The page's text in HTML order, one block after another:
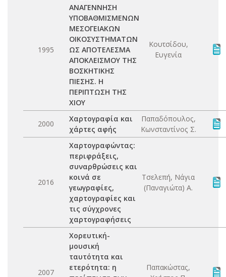
1995
ΑΝΑΓΕΝΝΗΣΗ
ΥΠΟΒΑΘΜΙΣΜΕΝΩΝ
ΜΕΣΟΓΕΙΑΚΩΝ
ΟΙΚΟΣΥΣΤΗΜΑΤΩΝ
ΩΣ ΑΠΟΤΕΛΕΣΜΑ
ΑΠΟΚΛΕΙΣΜΟΥ ΤΗΣ
ΒΟΣΚΗΤΙΚΗΣ
ΠΙΕΣΗΣ. Η
ΠΕΡΙΠΤΩΣΗ ΤΗΣ
ΧΙΟΥ
Κουτσίδου,
Ευγενία
2000
Χαρτογραφία και
χάρτες αφής
Παπαδόπουλος,
Κωνσταντίνος Σ.
2016
Χαρτογραφώντας:
περιφράξεις,
συναρθρώσεις και
κοινά σε
γεωγραφίες,
χαρτογραφίες και
τις σύγχρονες
χαρτογραφήσεις
Τσελεπή, Νάγια
(Παναγιώτα) Α.
2007
Χορευτική-
μουσική
ταυτότητα και
ετερότητα: η
Παπακώστας,